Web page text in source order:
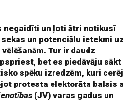
negaidīti un ļoti ātri notikusī
un potenciālu ietekmi
Tur ir daudz
bet es piedāvāju sākt
spēku izredzēm, kuri
protesta elektorāta balsis
(JV) varas gadus un